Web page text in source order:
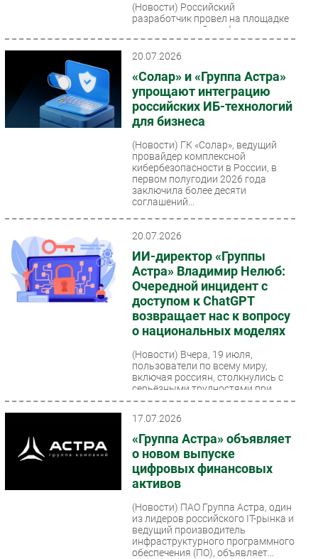
(Новости) Российский
разработчик провел на площадке
международной конференции ряд
ключевых бизнес-встреч и
деловых мероприятий,
способствующих...
20.07.2026
«Солар» и «Группа Астра»
упрощают интеграцию
российских ИБ-технологий
для бизнеса
(Новости) ГК «Солар», ведущий
провайдер комплексной
кибербезопасности в России, в
первом полугодии 2026 года
заключила более десяти
соглашений...
20.07.2026
ИИ-директор «Группы
Астра» Владимир Нелюб:
Очередной инцидент с
доступом к ChatGPT
возвращает нас к вопросу
о национальных моделях
(Новости) Вчера, 19 июля,
пользователи по всему миру,
включая россиян, столкнулись с
серьёзными трудностями при
использовании чат-бота от
17.07.2026
«Группа Астра» объявляет
о новом выпуске
цифровых финансовых
активов
(Новости) ПАО Группа Астра, один
из лидеров российского IT-рынка и
ведущий производитель
инфраструктурного программного
обеспечения (ПО), объявляет...